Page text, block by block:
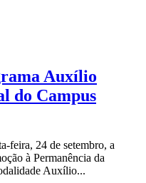
Auxílio
do Campus
feira, 24 de setembro, a
à Permanência da
Auxílio...